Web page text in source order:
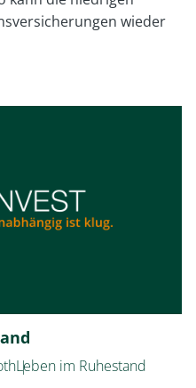
wieder
Leben im Ruhestand